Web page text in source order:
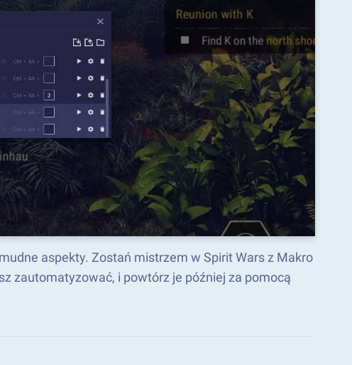
aspekty. Zostań mistrzem w Spirit Wars z Makro
zautomatyzować, i powtórz je później za pomocą